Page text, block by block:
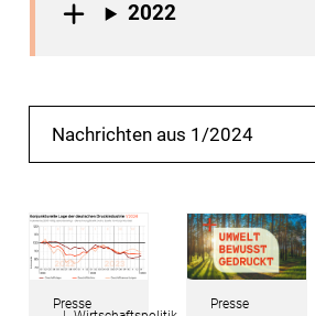
2022
Nachrichten aus 1/2024
Presse Presse